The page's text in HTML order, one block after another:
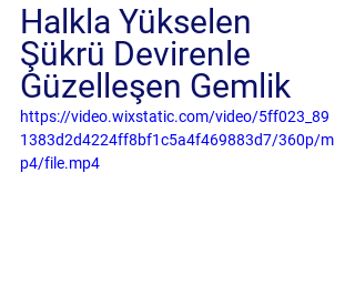
Halkla Yükselen
Şükrü Devirenle
Güzelleşen Gemlik
https://video.wixstatic.com/video/5ff023_89
1383d2d4224ff8bf1c5a4f469883d7/360p/m
p4/file.mp4